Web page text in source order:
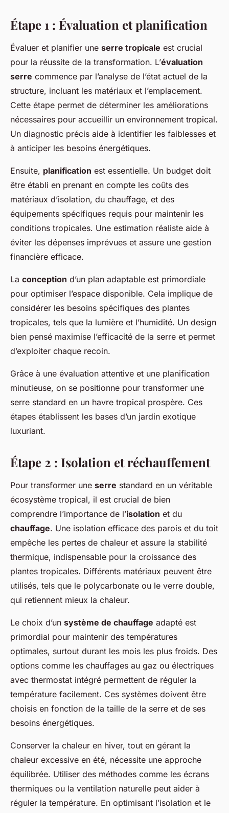
Étape 1 : Évaluation et planification
Évaluer et planifier une serre tropicale est crucial
pour la réussite de la transformation. L’évaluation
serre commence par l’analyse de l’état actuel de la
structure, incluant les matériaux et l’emplacement.
Cette étape permet de déterminer les améliorations
nécessaires pour accueillir un environnement tropical.
Un diagnostic précis aide à identifier les faiblesses et
à anticiper les besoins énergétiques.
Ensuite, planification est essentielle. Un budget doit
être établi en prenant en compte les coûts des
matériaux d’isolation, du chauffage, et des
équipements spécifiques requis pour maintenir les
conditions tropicales. Une estimation réaliste aide à
éviter les dépenses imprévues et assure une gestion
financière efficace.
La conception d’un plan adaptable est primordiale
pour optimiser l’espace disponible. Cela implique de
considérer les besoins spécifiques des plantes
tropicales, tels que la lumière et l’humidité. Un design
bien pensé maximise l’efficacité de la serre et permet
d’exploiter chaque recoin.
Grâce à une évaluation attentive et une planification
minutieuse, on se positionne pour transformer une
serre standard en un havre tropical prospère. Ces
étapes établissent les bases d’un jardin exotique
luxuriant.
Étape 2 : Isolation et réchauffement
Pour transformer une serre standard en un véritable
écosystème tropical, il est crucial de bien
comprendre l’importance de l’isolation et du
chauffage. Une isolation efficace des parois et du toit
empêche les pertes de chaleur et assure la stabilité
thermique, indispensable pour la croissance des
plantes tropicales. Différents matériaux peuvent être
utilisés, tels que le polycarbonate ou le verre double,
qui retiennent mieux la chaleur.
Le choix d’un système de chauffage adapté est
primordial pour maintenir des températures
optimales, surtout durant les mois les plus froids. Des
options comme les chauffages au gaz ou électriques
avec thermostat intégré permettent de réguler la
température facilement. Ces systèmes doivent être
choisis en fonction de la taille de la serre et de ses
besoins énergétiques.
Conserver la chaleur en hiver, tout en gérant la
chaleur excessive en été, nécessite une approche
équilibrée. Utiliser des méthodes comme les écrans
thermiques ou la ventilation naturelle peut aider à
réguler la température. En optimisant l’isolation et le